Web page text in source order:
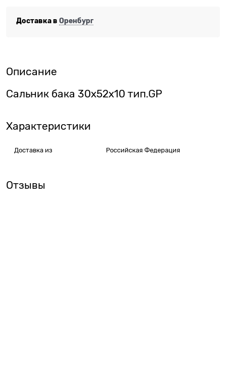
Доставка в Оренбург
Описание
Сальник бака 30x52x10 тип.GP
Характеристики
Доставка из Российская Федерация
Отзывы